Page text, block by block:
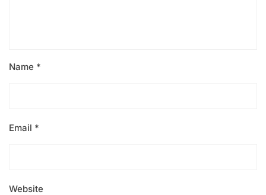
Name *
Email *
Website